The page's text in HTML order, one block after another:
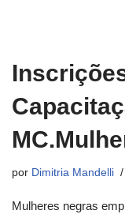
por Dimitria Mandelli
Mulheres negras